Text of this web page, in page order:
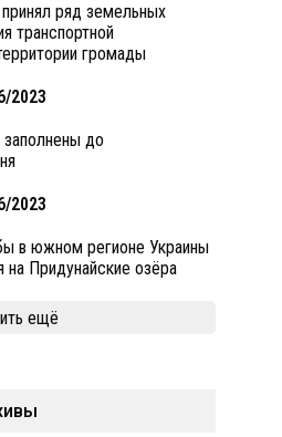
ряд земельных
транспортной
громады
2023
до
2023
в южном регионе Украины
на Придунайские озёра
ещё